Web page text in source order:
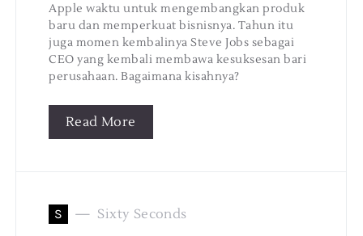
Apple waktu untuk mengembangkan produk
baru dan memperkuat bisnisnya. Tahun itu
juga momen kembalinya Steve Jobs sebagai
CEO yang kembali membawa kesuksesan bari
perusahaan. Bagaimana kisahnya?
Read More
S Sixty Seconds